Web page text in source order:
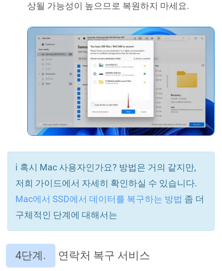
상될 가능성이 높으므로 복원하지 마세요.
ℹ️ 혹시 Mac 사용자인가요? 방법은 거의 같지만,
저희 가이드에서 자세히 확인하실 수 있습니다.
Mac에서 SSD에서 데이터를 복구하는 방법 좀 더
구체적인 단계에 대해서는
4단계. 연락처 복구 서비스